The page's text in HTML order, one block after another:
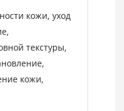
кожи, уход
текстуры,
кожи,